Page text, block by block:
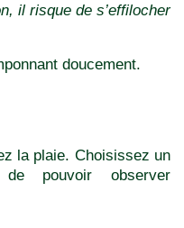
il risque de s’effilocher
doucement.
la plaie. Choisissez un
pouvoir observer